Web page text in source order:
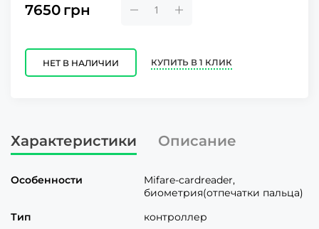
7650 грн
НЕТ В НАЛИЧИИ КУПИТЬ В 1 КЛИК
Характеристики Описание
Особенности
Mifare-cardreader,
биометрия(отпечатки пальца)
Тип
контроллер